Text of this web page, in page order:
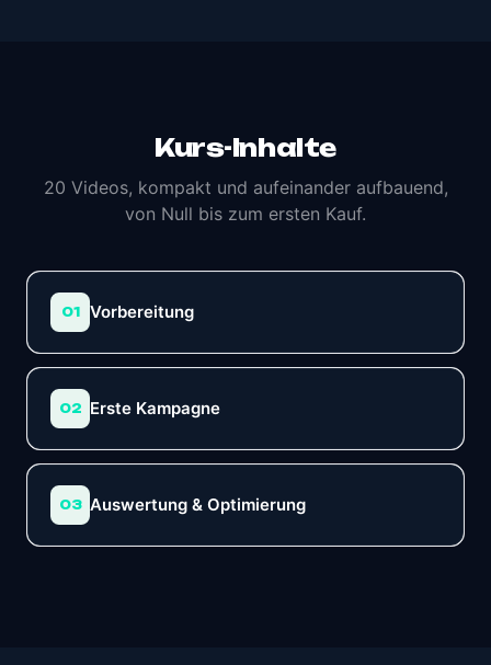
Kurs-Inhalte
20 Videos, kompakt und aufeinander aufbauend,
von Null bis zum ersten Kauf.
01 Vorbereitung
02 Erste Kampagne
03 Auswertung & Optimierung